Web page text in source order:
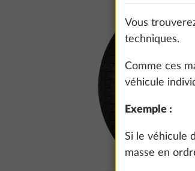
Vous
techniques.
Comme ces
véhicule
Exemple :
Si le véhicule
masse en